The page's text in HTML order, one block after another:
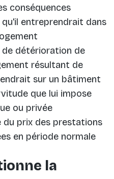
conséquences
entreprendrait dans
détérioration de
résultant de
sur un bâtiment
que lui impose
ou privée
du prix des prestations
en période normale
la